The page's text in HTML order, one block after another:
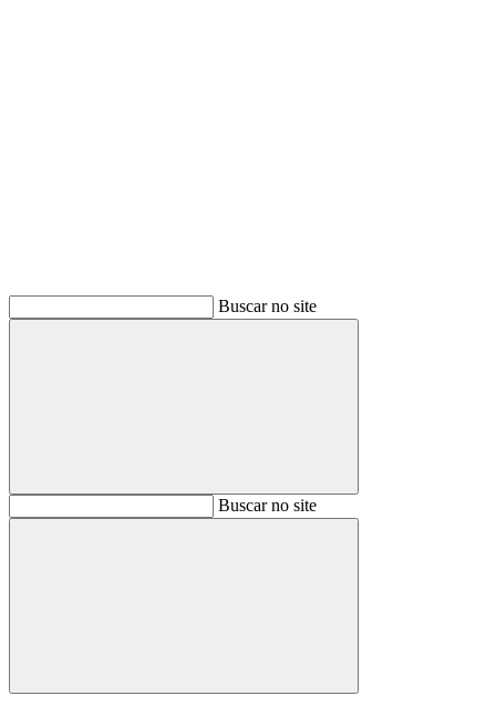
Buscar no site
BuscarBuscar no site
Buscar